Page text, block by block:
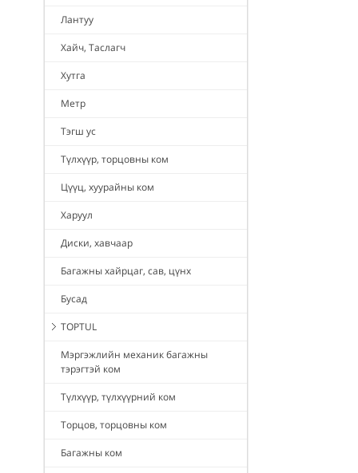
Лантуу
Хайч, Таслагч
Хутга
Метр
Тэгш ус
Түлхүүр, торцовны ком
Цүүц, хуурайны ком
Харуул
Диски, хавчаар
Багажны хайрцаг, сав, цүнх
Бусад
TOPTUL
Мэргэжлийн механик багажны
тэрэгтэй ком
Түлхүүр, түлхүүрний ком
Торцов, торцовны ком
Багажны ком